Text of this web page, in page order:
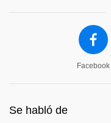
Facebook
Se habló de